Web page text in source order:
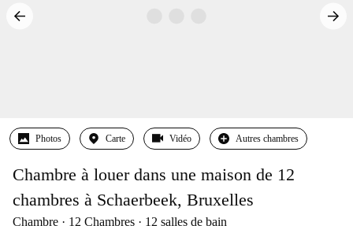
Photos Carte Vidéo Autres chambres
Chambre à louer dans une maison de 12
chambres à Schaerbeek, Bruxelles
Chambre 12 Chambres 12 salles de bain